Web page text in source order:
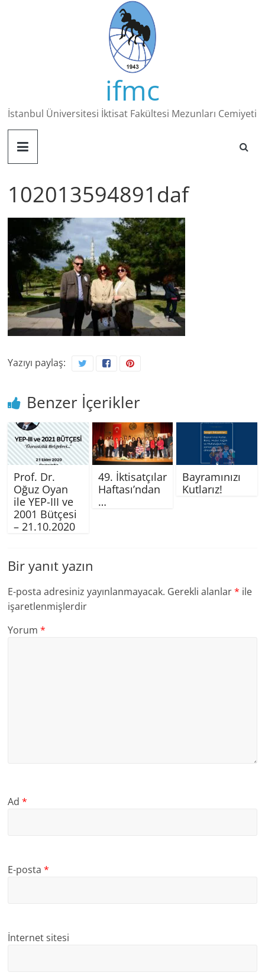
ifmc
İstanbul Üniversitesi İktisat Fakültesi Mezunları Cemiyeti
102013594891daf
Yazıyı paylaş:
Benzer İçerikler
Prof. Dr.
Oğuz Oyan
ile YEP-III ve
2001 Bütçesi
– 21.10.2020
49. İktisatçılar
Haftası’ndan
…
Bayramınızı
Kutlarız!
Bir yanıt yazın
E-posta adresiniz yayınlanmayacak. Gerekli alanlar* ile
işaretlenmişlerdir
Yorum*
Ad*
E-posta*
İnternet sitesi